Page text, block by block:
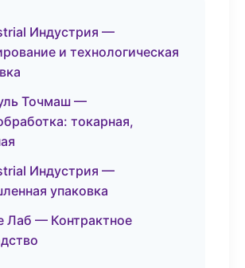
Индустрия —
и технологическая
Точмаш —
токарная,
Индустрия —
упаковка
Лаб — Контрактное